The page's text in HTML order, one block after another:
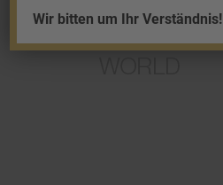
Wir bitten um Ihr Verständnis!